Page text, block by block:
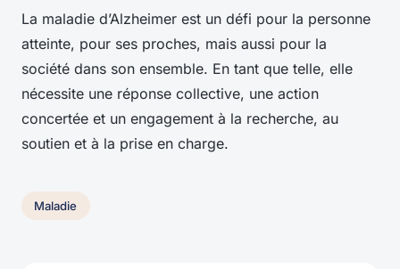
La maladie d’Alzheimer est un défi pour la personne
atteinte, pour ses proches, mais aussi pour la
société dans son ensemble. En tant que telle, elle
nécessite une réponse collective, une action
concertée et un engagement à la recherche, au
soutien et à la prise en charge.
Maladie